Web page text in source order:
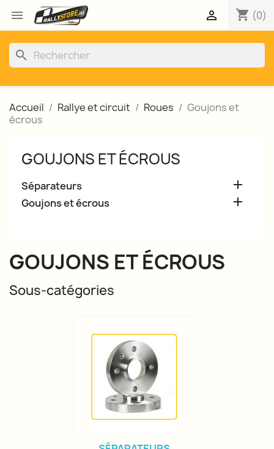
 shopping_cart (0)

search
Accueil Rallye et circuit Roues
Goujons et
écrous
GOUJONS ET ÉCROUS
Séparateurs 
Goujons et écrous 
GOUJONS ET ÉCROUS
Sous-catégories